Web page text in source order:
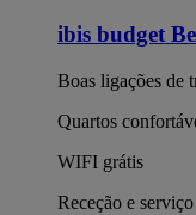
ibis budget
Boas ligações de
Quartos
WIFI grátis
Receção e